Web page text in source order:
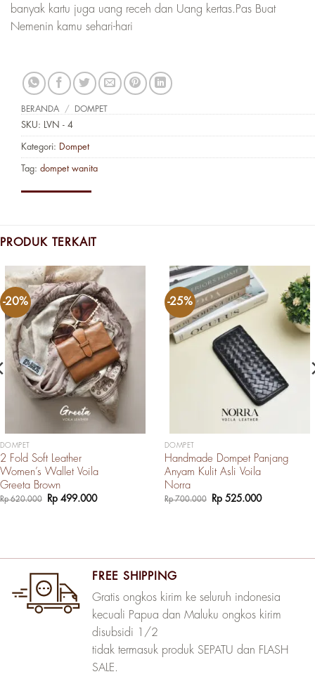
banyak kartu juga uang receh dan Uang kertas.Pas Buat
Nemenin kamu sehari-hari
BERANDA / DOMPET
SKU: LVN - 4
Kategori: Dompet
Tag: dompet wanita
PRODUK TERKAIT
-20%
DOMPET
2 Fold Soft Leather
Women’s Wallet Voila
Greeta Brown
Rp620.000
Harga
aslinya
Rp 499.000Harga
-25%
DOMPET
Handmade Dompet Panjang
Anyam Kulit Asli Voila
Norra
Rp700.000
Harga
aslinya
Rp 525.000Harga
FREE SHIPPING
Gratis ongkos kirim ke seluruh indonesia
kecuali Papua dan Maluku ongkos kirim
disubsidi 1/2
tidak termasuk produk SEPATU dan FLASH
SALE.